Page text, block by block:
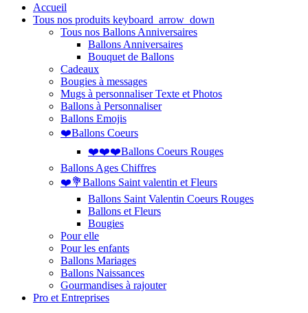
Accueil
Tous nos produits keyboard_arrow_down
Tous nos Ballons Anniversaires
Ballons Anniversaires
Bouquet de Ballons
Cadeaux
Bougies à messages
Mugs à personnaliser Texte et Photos
Ballons à Personnaliser
Ballons Emojis
❤️Ballons Coeurs
❤️❤️❤️Ballons Coeurs Rouges
Ballons Ages Chiffres
❤️💐Ballons Saint valentin et Fleurs
Ballons Saint Valentin Coeurs Rouges
Ballons et Fleurs
Bougies
Pour elle
Pour les enfants
Ballons Mariages
Ballons Naissances
Gourmandises à rajouter
Pro et Entreprises